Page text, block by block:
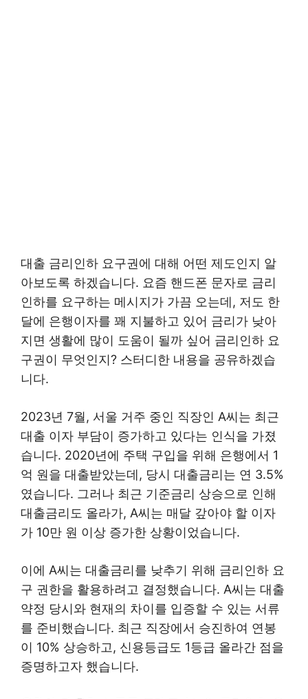
대출 금리인하 요구권에 대해 어떤 제도인지 알
아보도록 하겠습니다. 요즘 핸드폰 문자로 금리
인하를 요구하는 메시지가 가끔 오는데, 저도 한
달에 은행이자를 꽤 지불하고 있어 금리가 낮아
지면 생활에 많이 도움이 될까 싶어 금리인하 요
구권이 무엇인지? 스터디한 내용을 공유하겠습
니다.
2023년 7월, 서울 거주 중인 직장인 A씨는 최근
대출 이자 부담이 증가하고 있다는 인식을 가졌
습니다. 2020년에 주택 구입을 위해 은행에서 1
억 원을 대출받았는데, 당시 대출금리는 연 3.5%
였습니다. 그러나 최근 기준금리 상승으로 인해
대출금리도 올라가, A씨는 매달 갚아야 할 이자
가 10만 원 이상 증가한 상황이었습니다.
이에 A씨는 대출금리를 낮추기 위해 금리인하 요
구 권한을 활용하려고 결정했습니다. A씨는 대출
약정 당시와 현재의 차이를 입증할 수 있는 서류
를 준비했습니다. 최근 직장에서 승진하여 연봉
이 10% 상승하고, 신용등급도 1등급 올라간 점을
증명하고자 했습니다.